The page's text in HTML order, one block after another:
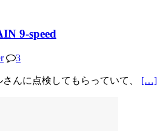
9-speed
3
んに点検してもらっていて、 […]